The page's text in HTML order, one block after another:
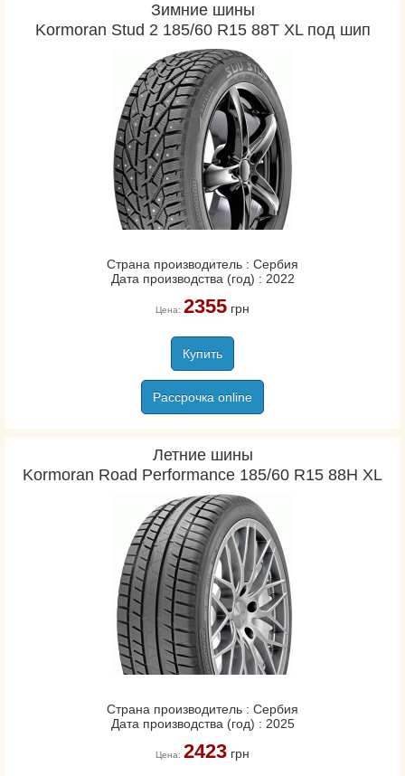
Зимние шины
Kormoran Stud 2 185/60 R15 88T XL под шип
Страна производитель : Сербия
Дата производства (год) : 2022
Цена: 2355грн
Купить
Рассрочка online
Летние шины
Kormoran Road Performance 185/60 R15 88H XL
Страна производитель : Сербия
Дата производства (год) : 2025
Цена: 2423грн